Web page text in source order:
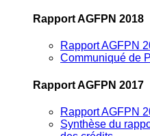
Rapport AGFPN 2018
Rapport AGFPN
Communiqué de
Rapport AGFPN 2017
Rapport AGFPN
Synthèse du